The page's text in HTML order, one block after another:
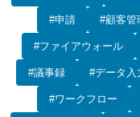
#申請 #顧客管
#ファイアウォール
#議事録 #データ入
#ワークフロー